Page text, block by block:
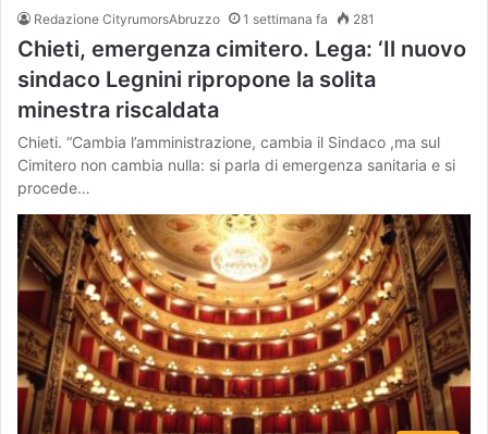
Redazione CityrumorsAbruzzo 1 settimana fa 281
Chieti, emergenza cimitero. Lega: ‘Il nuovo
sindaco Legnini ripropone la solita
minestra riscaldata
Chieti. “Cambia l’amministrazione, cambia il Sindaco ,ma sul
Cimitero non cambia nulla: si parla di emergenza sanitaria e si
procede…